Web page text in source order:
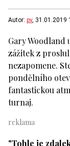
Autor: pv, 31.01.2019
Gary
zážitek z
nezapomene.
pondělního
fantastickou
turnaj.
"Tohle je